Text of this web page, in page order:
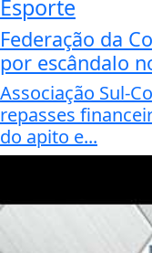
Esporte
Federação da
por escândalo
Associação Sul-
repasses
do apito e...